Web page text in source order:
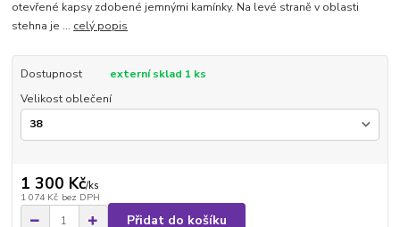
otevřené kapsy zdobené jemnými kamínky. Na levé straně v oblasti
stehna je ... celý popis
Dostupnost
externí sklad 1 ks
Velikost oblečení
1 300 Kč/ks
1 074 Kč bez DPH
Přidat do košíku